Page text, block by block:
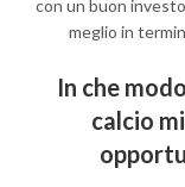
con un buon
meglio in
In che
calcio